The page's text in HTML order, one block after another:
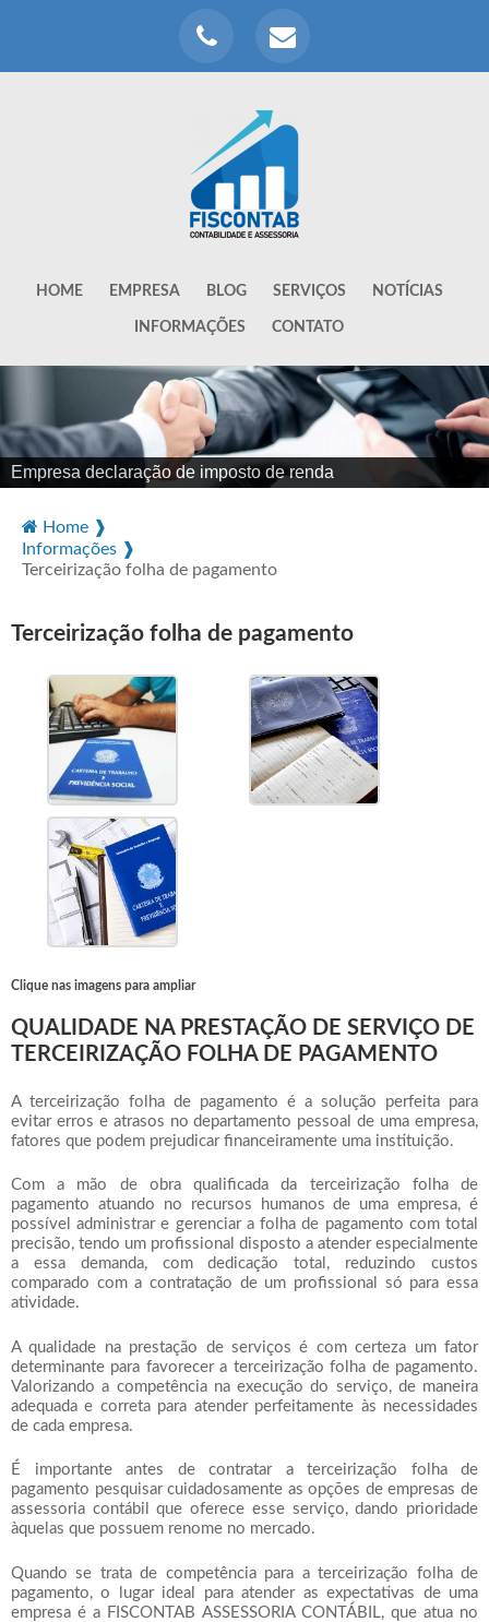
HOME EMPRESA BLOG SERVIÇOS NOTÍCIAS
INFORMAÇÕES CONTATO
Empresa declaração de imposto de renda
Home ❱
Informações ❱
Terceirização folha de pagamento
Terceirização folha de pagamento
Clique nas imagens para ampliar
QUALIDADE NA PRESTAÇÃO DE SERVIÇO DE
TERCEIRIZAÇÃO FOLHA DE PAGAMENTO
A terceirização folha de pagamento é a solução perfeita para
evitar erros e atrasos no departamento pessoal de uma empresa,
fatores que podem prejudicar financeiramente uma instituição.
Com a mão de obra qualificada da terceirização folha de
pagamento atuando no recursos humanos de uma empresa, é
possível administrar e gerenciar a folha de pagamento com total
precisão, tendo um profissional disposto a atender especialmente
a essa demanda, com dedicação total, reduzindo custos
comparado com a contratação de um profissional só para essa
atividade.
A qualidade na prestação de serviços é com certeza um fator
determinante para favorecer a terceirização folha de pagamento.
Valorizando a competência na execução do serviço, de maneira
adequada e correta para atender perfeitamente às necessidades
de cada empresa.
É importante antes de contratar a terceirização folha de
pagamento pesquisar cuidadosamente as opções de empresas de
assessoria contábil que oferece esse serviço, dando prioridade
àquelas que possuem renome no mercado.
Quando se trata de competência para aterceirização folha de
pagamento, o lugar ideal para atender as expectativas de uma
empresa é a FISCONTAB ASSESSORIA CONTÁBIL, que atua no